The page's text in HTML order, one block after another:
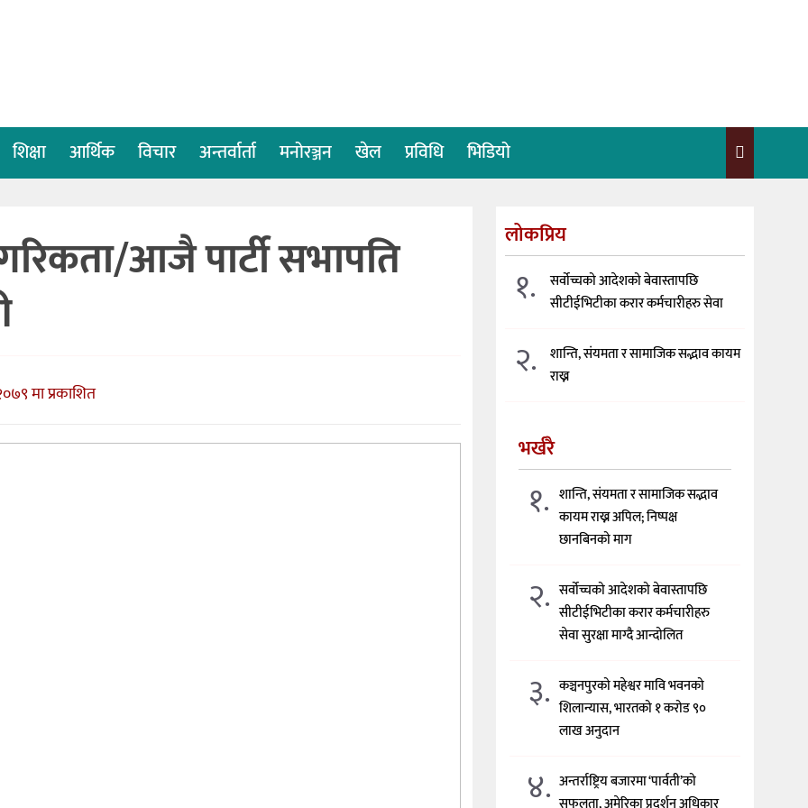
शिक्षा आर्थिक विचार अन्तर्वार्ता मनोरञ्जन खेल प्रविधि भिडियो
आजै पार्टी सभापति
मा प्रकाशित
लोकप्रिय
१.
सर्वोच्चको आदेशको बेवास्तापछि
सीटीईभिटीका करार कर्मचारीहरु सेवा
२.
शान्ति, संयमता र सामाजिक सद्भाव कायम
राख्न
भर्खरै
१. शान्ति, संयमता र सामाजिक सद्भाव
कायम राख्न अपिल; निष्पक्ष
छानबिनको माग
२. सर्वोच्चको आदेशको बेवास्तापछि
सीटीईभिटीका करार कर्मचारीहरु
सेवा सुरक्षा माग्दै आन्दोलित
३. कञ्चनपुरको महेश्वर मावि भवनको
शिलान्यास, भारतको १ करोड ९०
लाख अनुदान
४. अन्तर्राष्ट्रिय बजारमा ‘पार्वती’को